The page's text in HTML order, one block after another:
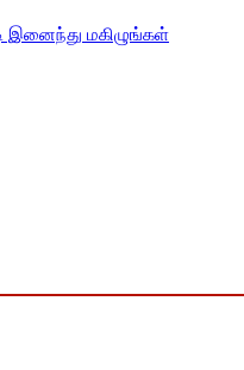
இனைந்து மகிழுங்கள்